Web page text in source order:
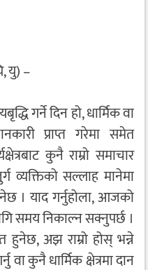
यु) –
गर्ने दिन हो, धार्मिक वा
प्राप्त गरेमा समेत
कुनै राम्रो समाचार
सल्लाह मानेमा
। याद गर्नुहोला, आजको
समय निकाल्न सक्नुपर्छ ।
हुनेछ, अझ राम्रो होस् भन्ने
कुनै धार्मिक क्षेत्रमा दान